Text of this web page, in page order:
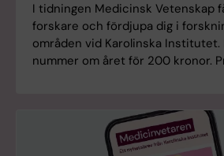
I tidningen Medicinsk Vetenskap
forskare och fördjupa dig i
områden vid Karolinska Institutet.
nummer om året för 200 kronor.